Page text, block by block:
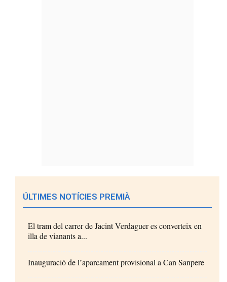
ÚLTIMES NOTÍCIES PREMIÀ
El tram del carrer de Jacint Verdaguer es converteix en
illa de vianants a...
Inauguració de l’aparcament provisional a Can Sanpere